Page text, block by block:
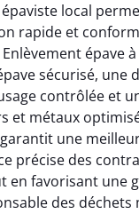
local
rapide et
épave
sécurisé, une
contrôlée et
et métaux
une
précise des
en favorisant une
des déchets